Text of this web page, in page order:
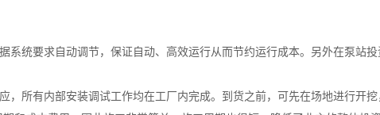
系统要求自动调节，保证自动、高效运行从而节约运行成本。另外在泵站
，所有内部安装调试工作均在工厂内完成。到货之前，可先在场地进行开